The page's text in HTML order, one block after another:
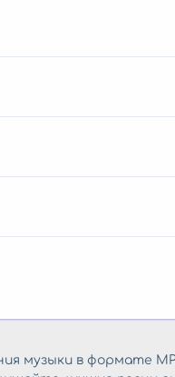
музыки в формате